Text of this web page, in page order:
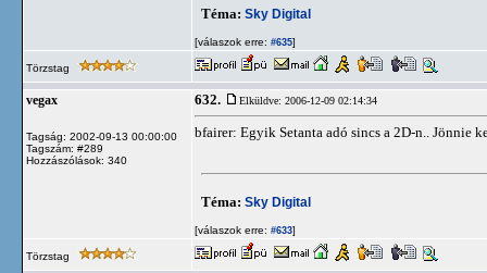
Téma: Sky Digital
[válaszok erre: #635]
Törzstag
vegax
Tagság: 2002-09-13 00:00:00
Tagszám: #289
Hozzászólások: 340
632. Elküldve: 2006-12-09 02:14:34
bfairer: Egyik Setanta adó sincs a 2D-n.. Jönnie
Téma: Sky Digital
[válaszok erre: #633]
Törzstag